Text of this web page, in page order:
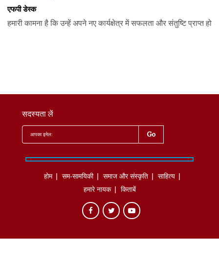
एफपी डेस्‍क
हमारी कामना है कि उन्हें अपने नए कार्यक्षेत्र में सफलता और संतुष्टि प्राप्त हो
सदस्यता लें
होम सम-सामयिकी समाज और संस्कृति
साहित्‍य
हमारे नायक
किताबें